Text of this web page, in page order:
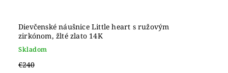
Dievčenské náušnice Little heart s ružovým
zirkónom, žlté zlato 14K
Skladom
€240